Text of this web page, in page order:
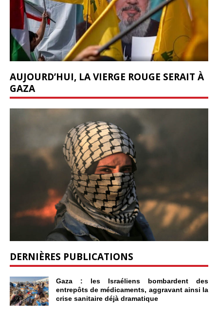
AUJOURD’HUI, LA VIERGE ROUGE SERAIT À
GAZA
DERNIÈRES PUBLICATIONS
Gaza : les Israéliens bombardent des
entrepôts de médicaments, aggravant ainsi la
crise sanitaire déjà dramatique